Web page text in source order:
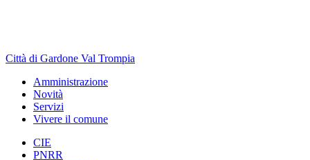
Città di Gardone Val Trompia
Amministrazione
Novità
Servizi
Vivere il comune
CIE
PNRR